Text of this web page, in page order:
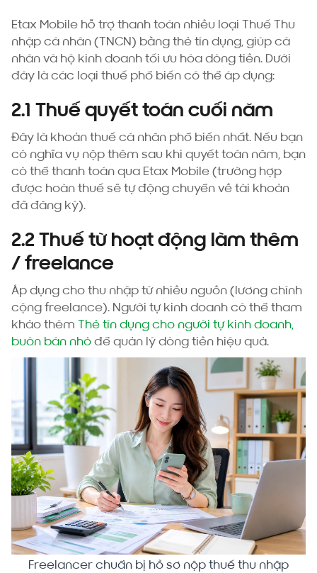
Etax Mobile hỗ trợ thanh toán nhiều loại Thuế Thu
nhập cá nhân (TNCN) bằng thẻ tín dụng, giúp cá
nhân và hộ kinh doanh tối ưu hóa dòng tiền. Dưới
đây là các loại thuế phổ biến có thể áp dụng:
2.1 Thuế quyết toán cuối năm
Đây là khoản thuế cá nhân phổ biến nhất. Nếu bạn
có nghĩa vụ nộp thêm sau khi quyết toán năm, bạn
có thể thanh toán qua Etax Mobile (trường hợp
được hoàn thuế sẽ tự động chuyển về tài khoản
đã đăng ký).
2.2 Thuế từ hoạt động làm thêm
/ freelance
Áp dụng cho thu nhập từ nhiều nguồn (lương chính
cộng freelance). Người tự kinh doanh có thể tham
khảo thêm Thẻ tín dụng cho người tự kinh doanh,
buôn bán nhỏđể quản lý dòng tiền hiệu quả.
Freelancer chuẩn bị hồ sơ nộp thuế thu nhập